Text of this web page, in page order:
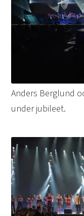
Anders Berglund
under jubileet.